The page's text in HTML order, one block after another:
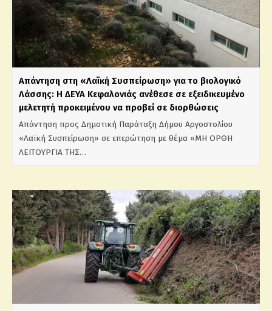
Απάντηση στη «Λαϊκή Συσπείρωση» για το βιολογικό
Λάσσης: Η ΔΕΥΑ Κεφαλονιάς ανέθεσε σε εξειδικευμένο
μελετητή προκειμένου να προβεί σε διορθώσεις
Απάντηση προς Δημοτική Παράταξη Δήμου Αργοστολίου
«Λαϊκή Συσπείρωση» σε επερώτηση με θέμα «ΜΗ ΟΡΘΗ
ΛΕΙΤΟΥΡΓΙΑ ΤΗΣ…